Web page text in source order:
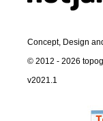
Concept, Design
© 2012 - 2026
v2021.1